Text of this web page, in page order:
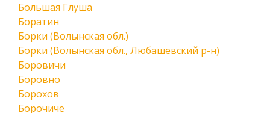
Большая Глуша
Боратин
Борки (Волынская обл.)
Борки (Волынская обл., Любашевский р-н)
Боровичи
Боровно
Борохов
Борочиче